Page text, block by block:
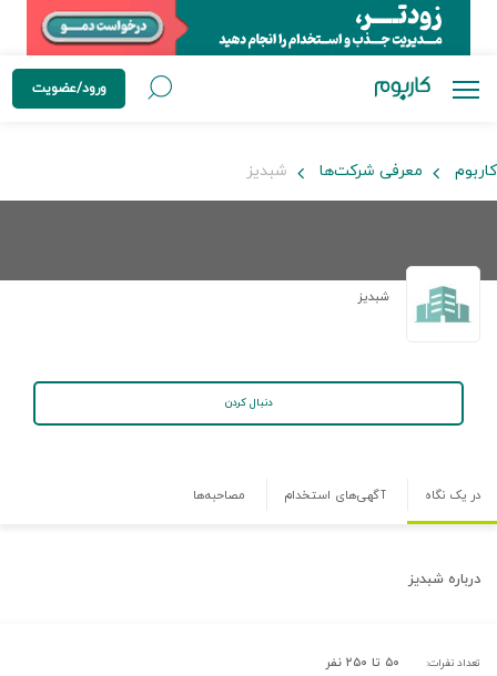
ورود/عضویت
کاربوم معرفی شرکت‌ها شبدیز
شبدیز
دنبال کردن
در یک نگاه آگهی‌های استخدام مصاحبه‌ها
درباره شبدیز
تعداد نفرات: ۵۰ تا ۲۵۰ نفر